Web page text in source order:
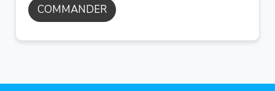
COMMANDER